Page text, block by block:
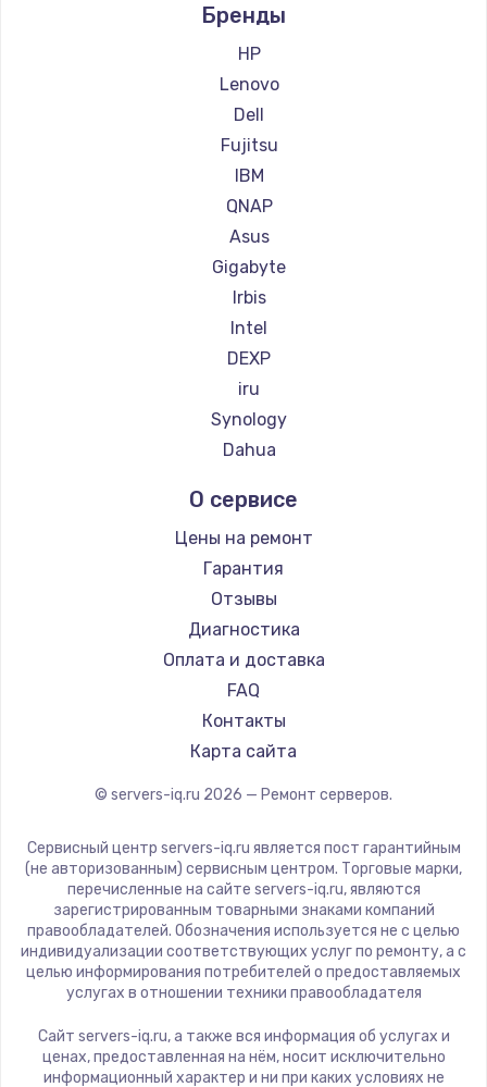
890 руб.
Заказать
1760 руб.
Заказать
Бренды
HP
Lenovo
Dell
Fujitsu
IBM
QNAP
Asus
Gigabyte
Irbis
Intel
DEXP
iru
Synology
Dahua
О сервисе
Цены на ремонт
Гарантия
Отзывы
Диагностика
Оплата и доставка
FAQ
Контакты
Карта сайта
© servers-iq.ru 2026 — Ремонт серверов.
Сервисный центр servers-iq.ru является пост гарантийным
(не авторизованным) сервисным центром. Торговые марки,
перечисленные на сайте servers-iq.ru, являются
зарегистрированным товарными знаками компаний
правообладателей. Обозначения используется не с целью
индивидуализации соответствующих услуг по ремонту, а с
целью информирования потребителей о предоставляемых
услугах в отношении техники правообладателя
Сайт servers-iq.ru, а также вся информация об услугах и
ценах, предоставленная на нём, носит исключительно
информационный характер и ни при каких условиях не